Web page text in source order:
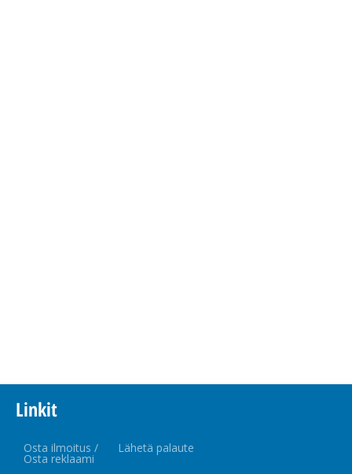
Linkit
Osta ilmoitus /
Osta reklaami
Lähetä palaute